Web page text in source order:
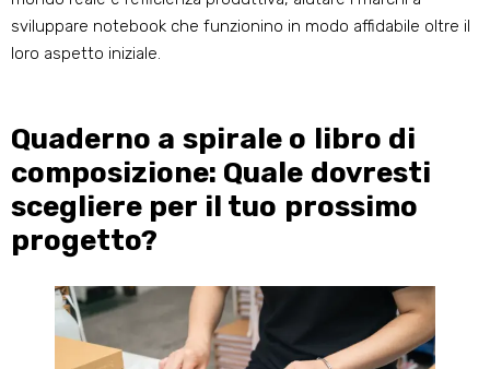
sviluppare notebook che funzionino in modo affidabile oltre il
loro aspetto iniziale.
Quaderno a spirale o libro di
composizione: Quale dovresti
scegliere per il tuo prossimo
progetto?